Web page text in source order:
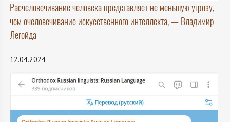
Расчеловечивание человека представляет не меньшую угрозу,
чем очеловечивание искусственного интеллекта, — Владимир
Легойда
12.04.2024